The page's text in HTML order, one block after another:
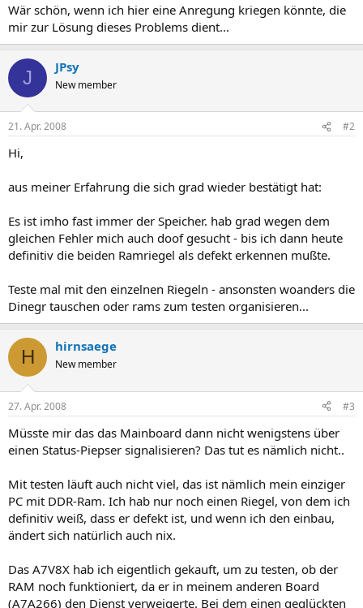
Wär schön, wenn ich hier eine Anregung kriegen könnte, die
mir zur Lösung dieses Problems dient...
J JPsy
New member
21. Apr. 2008 #2
Hi,
aus meiner Erfahrung die sich grad wieder bestätigt hat:
Es ist imho fast immer der Speicher. hab grad wegen dem
gleichen Fehler mich auch doof gesucht - bis ich dann heute
definitiv die beiden Ramriegel als defekt erkennen mußte.
Teste mal mit den einzelnen Riegeln - ansonsten woanders die
Dinegr tauschen oder rams zum testen organisieren...
H hirnsaege
New member
27. Apr. 2008 #3
Müsste mir das das Mainboard dann nicht wenigstens über
einen Status-Piepser signalisieren? Das tut es nämlich nicht..
Mit testen läuft auch nicht viel, das ist nämlich mein einziger
PC mit DDR-Ram. Ich hab nur noch einen Riegel, von dem ich
definitiv weiß, dass er defekt ist, und wenn ich den einbau,
ändert sich natürlich auch nix.
Das A7V8X hab ich eigentlich gekauft, um zu testen, ob der
RAM noch funktioniert, da er in meinem anderen Board
(A7A266) den Dienst verweigerte. Bei dem einen geglückten